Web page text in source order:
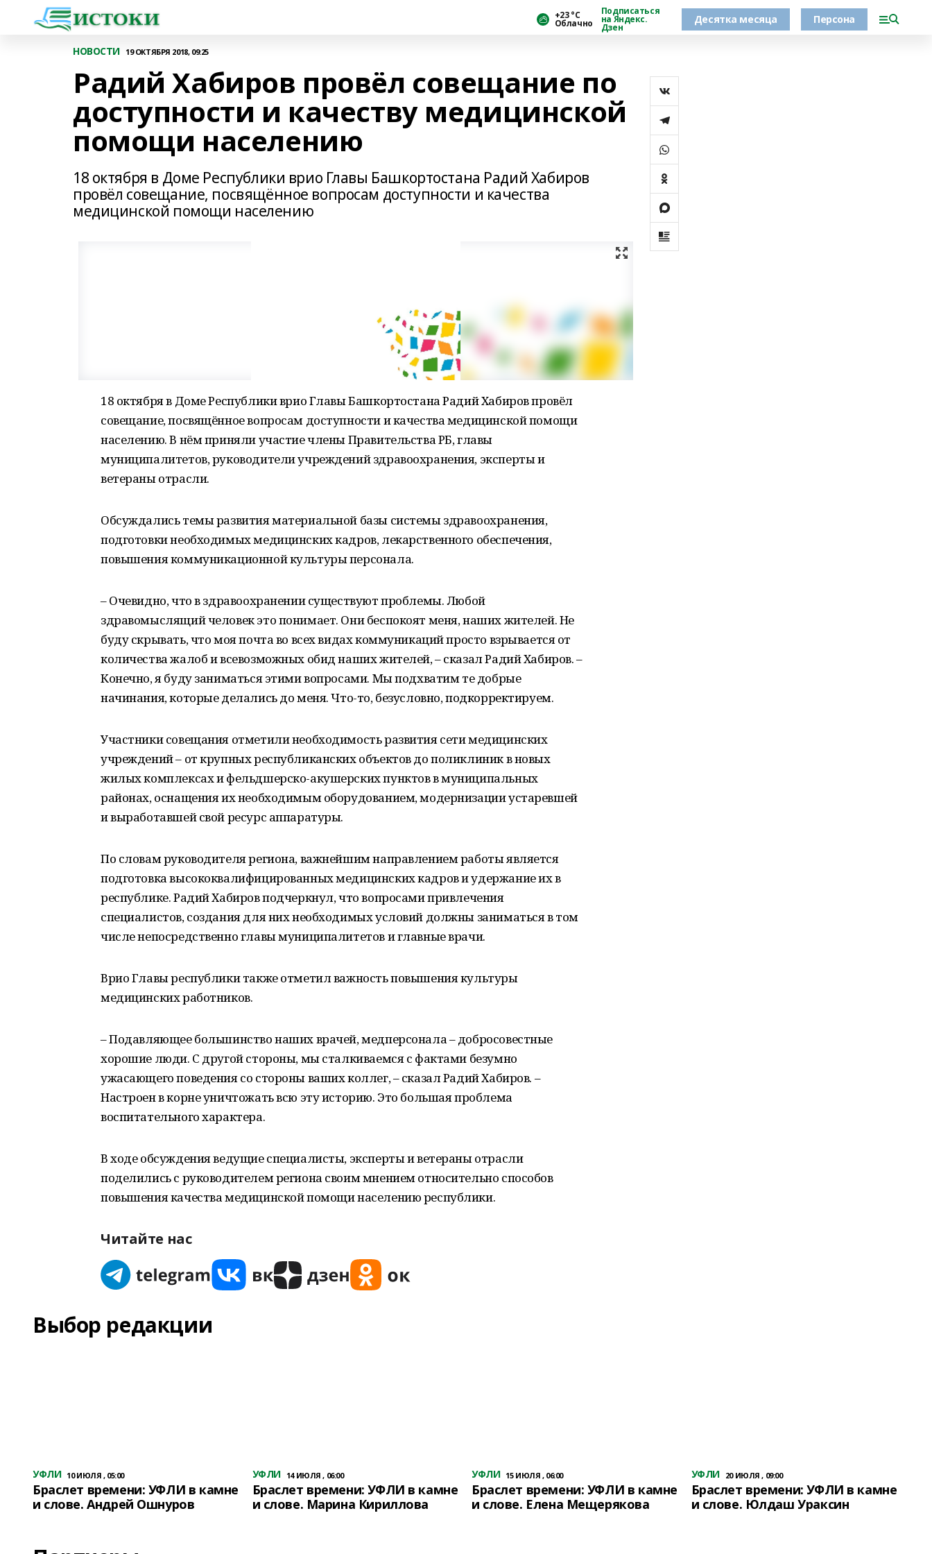
+23 °С
Облачно
Подписаться
на Яндекс.
Дзен
Десятка месяца Персона
НОВОСТИ 19 ОКТЯБРЯ 2018, 09:25
Радий Хабиров провёл совещание по
доступности и качеству медицинской
помощи населению
18 октября в Доме Республики врио Главы Башкортостана Радий Хабиров
провёл совещание, посвящённое вопросам доступности и качества
медицинской помощи населению
18 октября в Доме Республики врио Главы Башкортостана Радий Хабиров провёл
совещание, посвящённое вопросам доступности и качества медицинской помощи
населению. В нём приняли участие члены Правительства РБ, главы
муниципалитетов, руководители учреждений здравоохранения, эксперты и
ветераны отрасли.
Обсуждались темы развития материальной базы системы здравоохранения,
подготовки необходимых медицинских кадров, лекарственного обеспечения,
повышения коммуникационной культуры персонала.
– Очевидно, что в здравоохранении существуют проблемы. Любой
здравомыслящий человек это понимает. Они беспокоят меня, наших жителей. Не
буду скрывать, что моя почта во всех видах коммуникаций просто взрывается от
количества жалоб и всевозможных обид наших жителей, – сказал Радий Хабиров. –
Конечно, я буду заниматься этими вопросами. Мы подхватим те добрые
начинания, которые делались до меня. Что-то, безусловно, подкорректируем.
Участники совещания отметили необходимость развития сети медицинских
учреждений – от крупных республиканских объектов до поликлиник в новых
жилых комплексах и фельдшерско-акушерских пунктов в муниципальных
районах, оснащения их необходимым оборудованием, модернизации устаревшей
и выработавшей свой ресурс аппаратуры.
По словам руководителя региона, важнейшим направлением работы является
подготовка высококвалифицированных медицинских кадров и удержание их в
республике. Радий Хабиров подчеркнул, что вопросами привлечения
специалистов, создания для них необходимых условий должны заниматься в том
числе непосредственно главы муниципалитетов и главные врачи.
Врио Главы республики также отметил важность повышения культуры
медицинских работников.
– Подавляющее большинство наших врачей, медперсонала – добросовестные
хорошие люди. С другой стороны, мы сталкиваемся с фактами безумно
ужасающего поведения со стороны ваших коллег, – сказал Радий Хабиров. –
Настроен в корне уничтожать всю эту историю. Это большая проблема
воспитательного характера.
В ходе обсуждения ведущие специалисты, эксперты и ветераны отрасли
поделились с руководителем региона своим мнением относительно способов
повышения качества медицинской помощи населению республики.
Читайте нас
Выбор редакции
УФЛИ 10 ИЮЛЯ , 05:00
Браслет времени: УФЛИ в камне
и слове. Андрей Ошнуров
УФЛИ 14 ИЮЛЯ , 06:00
Браслет времени: УФЛИ в камне
и слове. Марина Кириллова
УФЛИ 15 ИЮЛЯ , 06:00
Браслет времени: УФЛИ в камне
и слове. Елена Мещерякова
УФЛИ 20 ИЮЛЯ , 09:00
Браслет времени: УФЛИ в камне
и слове. Юлдаш Ураксин